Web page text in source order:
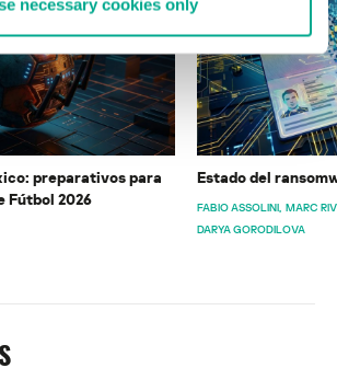
necessary cookies only
preparativos para
Fútbol 2026
Estado del
FABIO ASSOLINI MARC
DARYA GORODILOVA